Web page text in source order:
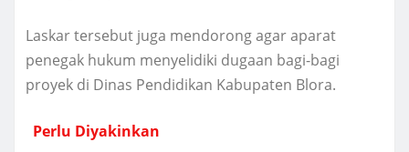
Laskar tersebut juga mendorong agar aparat
penegak hukum menyelidiki dugaan bagi-bagi
proyek di Dinas Pendidikan Kabupaten Blora.
Perlu Diyakinkan